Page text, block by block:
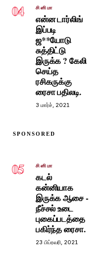
04 சினிமா
என்ன டார்லிங்
இப்படி
ஜ**யோடு
சுத்திட்டு
இருக்க ? கேலி
செய்த
ரசிகருக்கு
ரைசா பதிலடி.
3 மார்ச், 2021
SPONSORED
05 சினிமா
கடல்
கன்னியாக
இருக்க ஆசை -
நீச்சல் உடை
புகைப்படத்தை
பகிர்ந்த ரைசா.
23 பிப்ரவரி, 2021